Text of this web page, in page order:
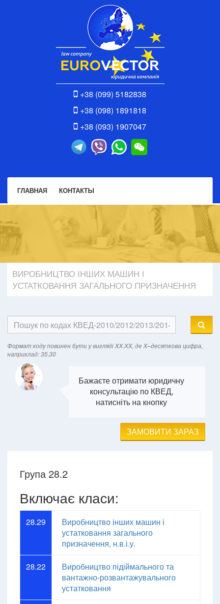
+38 (099) 5182838
+38 (098) 1891818
+38 (093) 1907047
ГЛАВНАЯ КОНТАКТЫ
ВИРОБНИЦТВО ІНШИХ МАШИН І
УСТАТКОВАННЯ ЗАГАЛЬНОГО ПРИЗНАЧЕННЯ
Формат кодy повинен бути у вигляді XX.XX, де X–десяткова цифра,
наприклад: 35.30
Бажаєте отримати юридичну
консультацію по КВЕД,
натисніть на кнопку
ЗАМОВИТИ ЗАРАЗ
Група 28.2
Включає класи:
28.29
Виробництво інших машин і
устатковання загального
призначення, н.в.і.у.
28.22
Виробництво підіймального та
вантажно-розвантажувального
устатковання